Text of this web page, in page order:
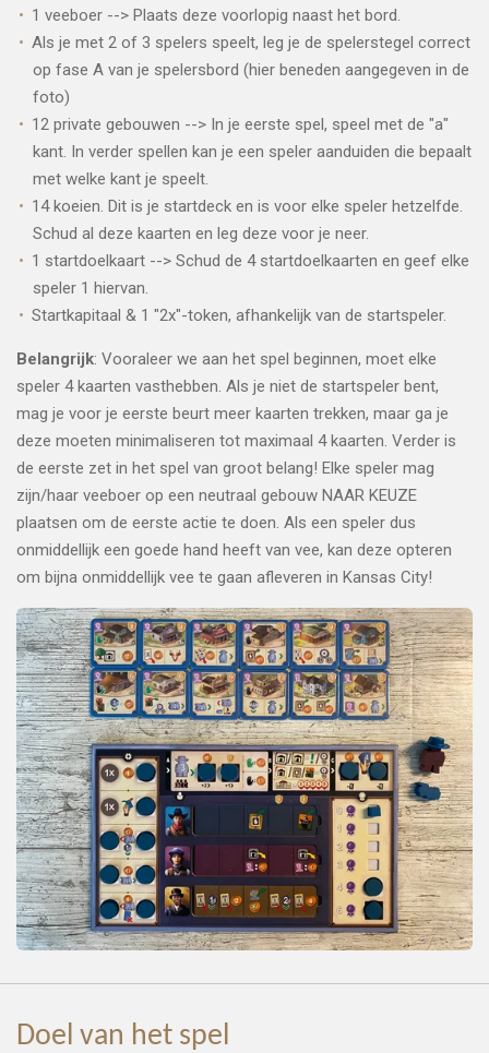
1 veeboer --> Plaats deze voorlopig naast het bord.
Als je met 2 of 3 spelers speelt, leg je de spelerstegel correct
op fase A van je spelersbord (hier beneden aangegeven in de
foto)
12 private gebouwen --> In je eerste spel, speel met de "a"
kant. In verder spellen kan je een speler aanduiden die bepaalt
met welke kant je speelt.
14 koeien. Dit is je startdeck en is voor elke speler hetzelfde.
Schud al deze kaarten en leg deze voor je neer.
1 startdoelkaart --> Schud de 4 startdoelkaarten en geef elke
speler 1 hiervan.
Startkapitaal & 1 "2x"-token, afhankelijk van de startspeler.
Belangrijk: Vooraleer we aan het spel beginnen, moet elke
speler 4 kaarten vasthebben. Als je niet de startspeler bent,
mag je voor je eerste beurt meer kaarten trekken, maar ga je
deze moeten minimaliseren tot maximaal 4 kaarten. Verder is
de eerste zet in het spel van groot belang! Elke speler mag
zijn/haar veeboer op een neutraal gebouw NAAR KEUZE
plaatsen om de eerste actie te doen. Als een speler dus
onmiddellijk een goede hand heeft van vee, kan deze opteren
om bijna onmiddellijk vee te gaan afleveren in Kansas City!
Doel van het spel